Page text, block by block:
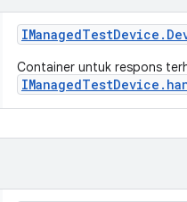
IManagedTestDevice .
Container untuk respons